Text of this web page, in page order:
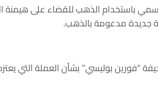
باستخدام الذهب للقضاء على هيمنة
جديدة مدعومة بالذهب.
“فورين بوليسي” بشأن العملة التي